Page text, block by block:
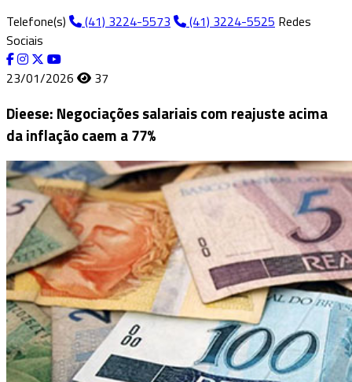
Telefone(s)
(41) 3224-5573 (41) 3224-5525 Redes
Sociais
23/01/2026
37
Dieese: Negociações salariais com reajuste acima
da inflação caem a 77%